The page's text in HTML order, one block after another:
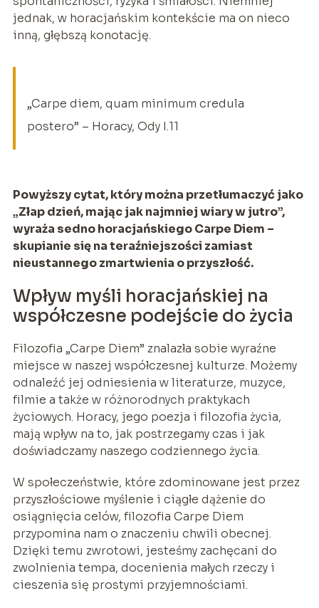
jednak, w horacjańskim kontekście ma on nieco
inną, głębszą konotację.
„Carpe diem, quam minimum credula
postero” – Horacy, Ody I.11
Powyższy cytat, który można przetłumaczyć jako
„Złap dzień, mając jak najmniej wiary w jutro”,
wyraża sedno horacjańskiego Carpe Diem –
skupianie się na teraźniejszości zamiast
nieustannego zmartwienia o przyszłość.
Wpływ myśli horacjańskiej na
współczesne podejście do życia
Filozofia „Carpe Diem” znalazła sobie wyraźne
miejsce w naszej współczesnej kulturze. Możemy
odnaleźć jej odniesienia w literaturze, muzyce,
filmie a także w różnorodnych praktykach
życiowych. Horacy, jego poezja i filozofia życia,
mają wpływ na to, jak postrzegamy czas i jak
doświadczamy naszego codziennego życia.
W społeczeństwie, które zdominowane jest przez
przyszłościowe myślenie i ciągłe dążenie do
osiągnięcia celów, filozofia Carpe Diem
przypomina nam o znaczeniu chwili obecnej.
Dzięki temu zwrotowi, jesteśmy zachęcani do
zwolnienia tempa, docenienia małych rzeczy i
cieszenia się prostymi przyjemnościami.